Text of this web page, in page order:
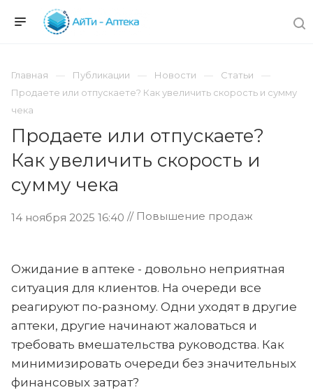
Главная Публикации Новости
Статьи
Продаете или отпускаете? Как увеличить скорость и сумму
чека
Продаете или отпускаете?
Как увеличить скорость и
сумму чека
14 ноября 2025 16:40 // Повышение продаж
Ожидание в аптеке - довольно неприятная
ситуация для клиентов. На очереди все
реагируют по-разному. Одни уходят в другие
аптеки, другие начинают жаловаться и
требовать вмешательства руководства. Как
минимизировать очереди без значительных
финансовых затрат?